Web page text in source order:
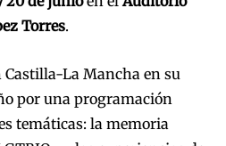
Torres.
La Mancha en su
por una programación
temáticas: la memoria